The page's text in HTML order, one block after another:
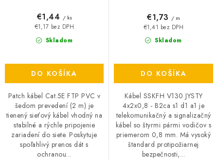
Skladom
€1,17 bez DPH
€1,44 / ks
DO KOŠÍKA
Patch kábel Cat.5E FTP PVC v
šedom prevedení (2 m) je
tienený sieťový kábel vhodný na
stabilné a rýchle pripojenie
zariadení do siete. Poskytuje
spoľahlivý prenos dát s
ochranou...
Skladom
€1,41 bez DPH
€1,73 / m
DO KOŠÍKA
Kábel SSKFH V130 JYSTY
4x2x0,8 - B2ca s1 d1 a1 je
telekomunikačný a signalizačný
kábel so štyrmi pármi vodičov s
priemerom 0,8 mm. Má vysoký
štandard protipožiarnej
bezpečnosti,...